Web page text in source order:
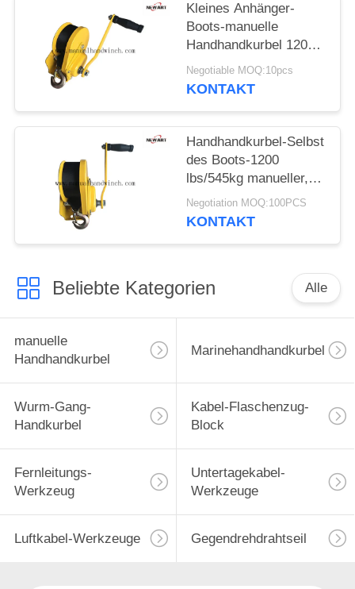
Kleines Anhänger-
Boots-manuelle
Handhandkurbel 1200
lbs automatisches
Bremsgelb überzogene
Negotiable MOQ:10pcs
KONTAKT
Handhandkurbel-Selbst
des Boots-1200
lbs/545kg manueller,
der dauerhafte
Schiffswinde-Bremse
Negotiation MOQ:100PCS
KONTAKT
Beliebte Kategorien Alle
manuelle
Handhandkurbel
Marinehandhandkurbel
Wurm-Gang-
Handkurbel
Kabel-Flaschenzug-
Block
Fernleitungs-
Werkzeug
Untertagekabel-
Werkzeuge
Luftkabel-Werkzeuge Gegendrehdrahtseil